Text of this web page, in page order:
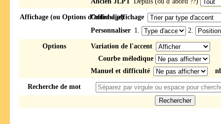
Affichage (ou Options d’affichage)
Ordre d'affichage
Personnaliser 1. 2.
Options
Variation de l'accent
Courbe mélodique
Manuel et difficulté
Recherche de mot